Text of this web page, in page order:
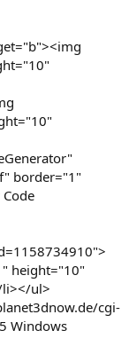
border="1"
height="10"
li></ul>
cgi-
Windows